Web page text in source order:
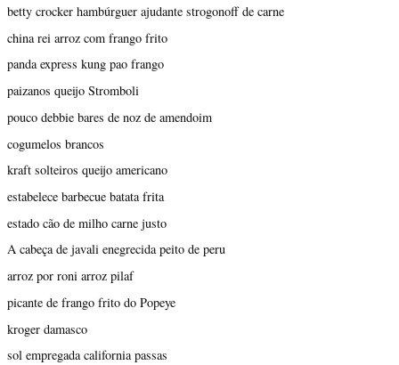
betty crocker hambúrguer ajudante strogonoff de carne
china rei arroz com frango frito
panda express kung pao frango
paizanos queijo Stromboli
pouco debbie bares de noz de amendoim
cogumelos brancos
kraft solteiros queijo americano
estabelece barbecue batata frita
estado cão de milho carne justo
A cabeça de javali enegrecida peito de peru
arroz por roni arroz pilaf
picante de frango frito do Popeye
kroger damasco
sol empregada california passas